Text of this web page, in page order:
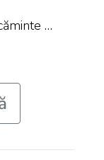
…